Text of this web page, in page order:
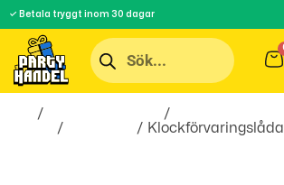
✓ Betala tryggt inom 30 dagar
/ /
/ / Klockförvaringslåda